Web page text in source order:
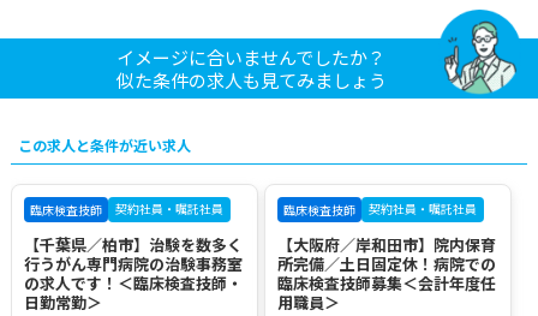
イメージに合いませんでしたか？
似た条件の求人も見てみましょう
この求人と条件が近い求人
臨床検査技師 契約社員・嘱託社員
【千葉県／柏市】治験を数多く
行うがん専門病院の治験事務室
の求人です！＜臨床検査技師・
日勤常勤＞
臨床検査技師 契約社員・嘱託社員
【大阪府／岸和田市】院内保育
所完備／土日固定休！病院での
臨床検査技師募集＜会計年度任
用職員＞